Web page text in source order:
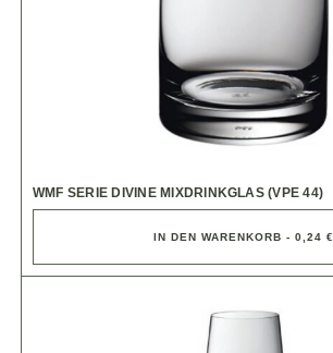
WMF SERIE DIVINE MIXDRINKGLAS (VPE 44)
IN DEN WARENKORB - 0,24 €